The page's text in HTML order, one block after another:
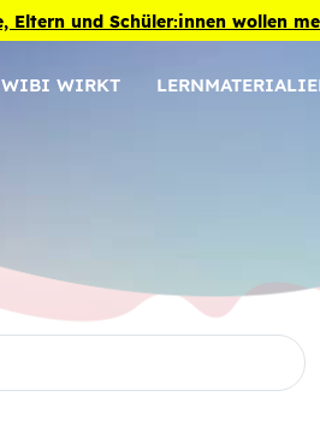
Eltern und Schüler:innen wollen
WIBI WIRKT